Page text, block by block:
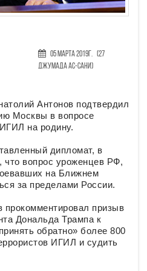
05 Марта 2019г. (27
Джумада ас-сани)
Антонов подтвердил
Москвы в вопросе
на родину.
дипломат, в
что вопрос уроженцев РФ,
на Ближнем
за пределами России.
прокомментировал призыв
Дональда Трампа к
обратно» более 800
ИГИЛ и судить